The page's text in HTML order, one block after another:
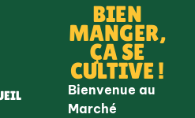
BIEN
MANGER,
ÇA SE
CULTIVE !
Bienvenue au
Marché